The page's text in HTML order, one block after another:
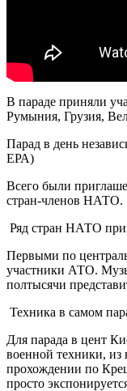
В параде приняли
Румыния, Грузия,
Парад в день
ЕРА)
Всего были
стран-членов НАТО.
Ряд стран НАТО
Первыми по
участники АТО.
полтысячи
Техника в самом
Для парада в цент
военной техники,
прохождении по
просто